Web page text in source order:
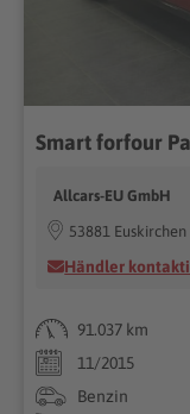
Smart forfour
Allcars-EU GmbH
53881 Euskirchen
Händler
91.037 km
11/2015
Benzin